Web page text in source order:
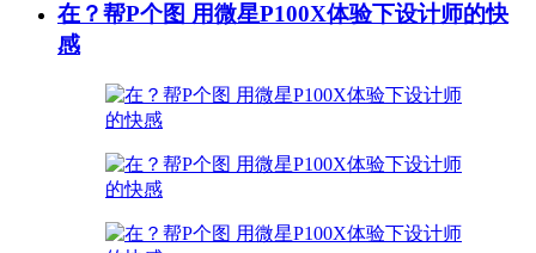
在？帮P个图 用微星P100X体验下设计师的快
感